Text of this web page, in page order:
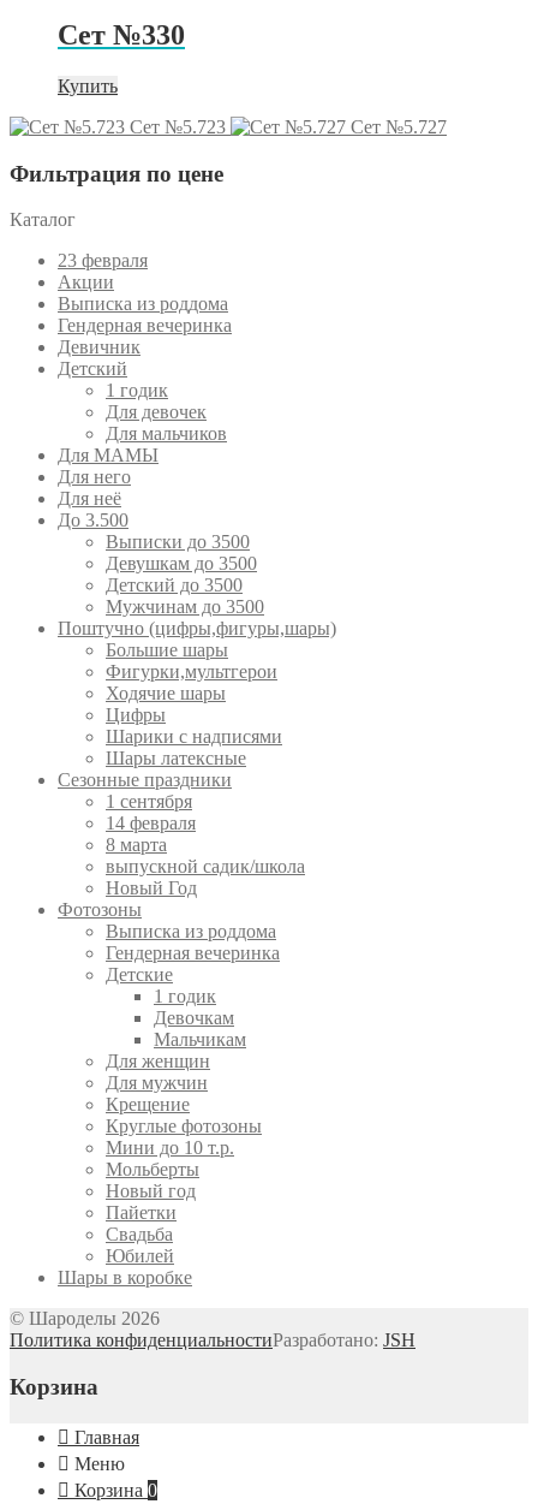
Сет №330
Купить
Сет №5.723
Сет №5.727
Фильтрация по цене
Каталог
23 февраля
Акции
Выписка из роддома
Гендерная вечеринка
Девичник
Детский
1 годик
Для девочек
Для мальчиков
Для МАМЫ
Для него
Для неё
До 3.500
Выписки до 3500
Девушкам до 3500
Детский до 3500
Мужчинам до 3500
Поштучно (цифры,фигуры,шары)
Большие шары
Фигурки,мультгерои
Ходячие шары
Цифры
Шарики с надписями
Шары латексные
Сезонные праздники
1 сентября
14 февраля
8 марта
выпускной садик/школа
Новый Год
Фотозоны
Выписка из роддома
Гендерная вечеринка
Детские
1 годик
Девочкам
Мальчикам
Для женщин
Для мужчин
Крещение
Круглые фотозоны
Мини до 10 т.р.
Мольберты
Новый год
Пайетки
Свадьба
Юбилей
Шары в коробке
© Шароделы 2026
Политика конфиденциальностиРазработано: JSH
Корзина
Главная
Меню
Корзина 0